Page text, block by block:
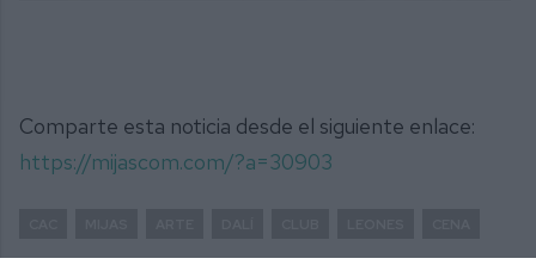
Comparte esta noticia desde el siguiente enlace:
https://mijascom.com/?a=30903